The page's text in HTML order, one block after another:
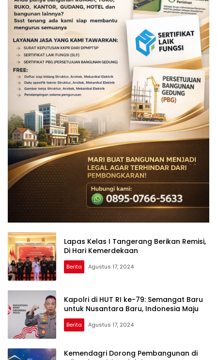
Lapas Kelas I Tangerang Berikan Remisi,
Di Hari Kemerdekaan
Berita Agustus 17, 2024
Kapolri di HUT RI ke-79: Semangat Baru
untuk Nusantara Baru, Indonesia Maju
Berita Agustus 17, 2024
Reportas
Expost
Kemendagri Dorong Pembangunan di